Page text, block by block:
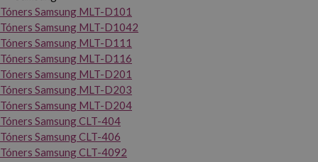
Tóners Samsung MLT-D101
Tóners Samsung MLT-D1042
Tóners Samsung MLT-D111
Tóners Samsung MLT-D116
Tóners Samsung MLT-D201
Tóners Samsung MLT-D203
Tóners Samsung MLT-D204
Tóners Samsung CLT-404
Tóners Samsung CLT-406
Tóners Samsung CLT-4092